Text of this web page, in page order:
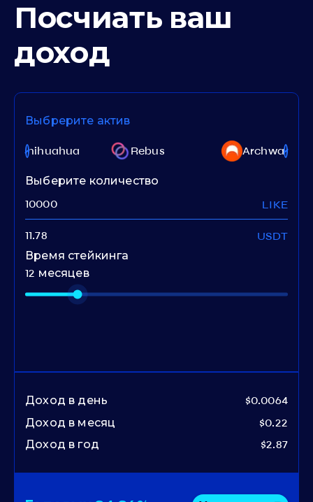
Посчиать ваш
доход
Выбрерите актив
Chihuahua Rebus Archway
Выберите количество
LIKE
USDT
Время стейкинга
12 месяцев
Доход в день
$0.0064
Доход в месяц
$0.22
Доход в год
$2.87